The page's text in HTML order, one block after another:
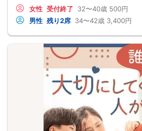
女性 受付終了 32〜40歳 500円
男性 残り2席 34〜42歳 3,400円